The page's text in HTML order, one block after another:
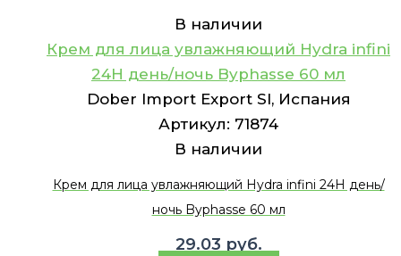
В наличии
Крем для лица увлажняющий Hydra infini
24H день/ночь Byphasse 60 мл
Dober Import Export Sl, Испания
Артикул: 71874
В наличии
Крем для лица увлажняющий Hydra infini 24H день/
ночь Byphasse 60 мл
29.03 руб.